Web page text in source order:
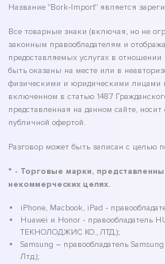
Название "Bork-Import" является
Все товарные знаки (включая, но не
законным правообладателям и
предоставляемых услугах в
быть оказаны на месте или в
физическими и юридическими лицами
включенном в статью 1487
представленная на данном сайте,
публичной офертой.
Разговор может быть записан с целью
* - Торговые марки,
некоммерческих целях.
iPhone, Macbook, iPad -
Huawei и Honor - правообладатель
ТЕКНОЛОДЖИС КО., ЛТД.);
Samsung – правообладатель
Лтд.);